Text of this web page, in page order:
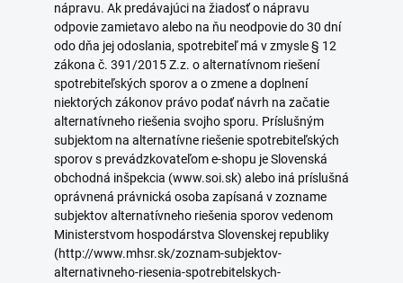
nápravu. Ak predávajúci na žiadosť o nápravu
odpovie zamietavo alebo na ňu neodpovie do 30 dní
odo dňa jej odoslania, spotrebiteľ má v zmysle § 12
zákona č. 391/2015 Z.z. o alternatívnom riešení
spotrebiteľských sporov a o zmene a doplnení
niektorých zákonov právo podať návrh na začatie
alternatívneho riešenia svojho sporu. Príslušným
subjektom na alternatívne riešenie spotrebiteľských
sporov s prevádzkovateľom e-shopu je Slovenská
obchodná inšpekcia (www.soi.sk) alebo iná príslušná
oprávnená právnická osoba zapísaná v zozname
subjektov alternatívneho riešenia sporov vedenom
Ministerstvom hospodárstva Slovenskej republiky
(http://www.mhsr.sk/zoznam-subjektov-
alternativneho-riesenia-spotrebitelskych-